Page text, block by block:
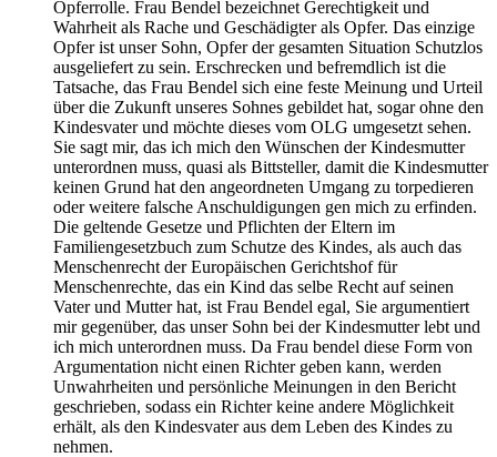
Opferrolle. Frau Bendel bezeichnet Gerechtigkeit und
Wahrheit als Rache und Geschädigter als Opfer. Das einzige
Opfer ist unser Sohn, Opfer der gesamten Situation Schutzlos
ausgeliefert zu sein. Erschrecken und befremdlich ist die
Tatsache, das Frau Bendel sich eine feste Meinung und Urteil
über die Zukunft unseres Sohnes gebildet hat, sogar ohne den
Kindesvater und möchte dieses vom OLG umgesetzt sehen.
Sie sagt mir, das ich mich den Wünschen der Kindesmutter
unterordnen muss, quasi als Bittsteller, damit die Kindesmutter
keinen Grund hat den angeordneten Umgang zu torpedieren
oder weitere falsche Anschuldigungen gen mich zu erfinden.
Die geltende Gesetze und Pflichten der Eltern im
Familiengesetzbuch zum Schutze des Kindes, als auch das
Menschenrecht der Europäischen Gerichtshof für
Menschenrechte, das ein Kind das selbe Recht auf seinen
Vater und Mutter hat, ist Frau Bendel egal, Sie argumentiert
mir gegenüber, das unser Sohn bei der Kindesmutter lebt und
ich mich unterordnen muss. Da Frau bendel diese Form von
Argumentation nicht einen Richter geben kann, werden
Unwahrheiten und persönliche Meinungen in den Bericht
geschrieben, sodass ein Richter keine andere Möglichkeit
erhält, als den Kindesvater aus dem Leben des Kindes zu
nehmen.